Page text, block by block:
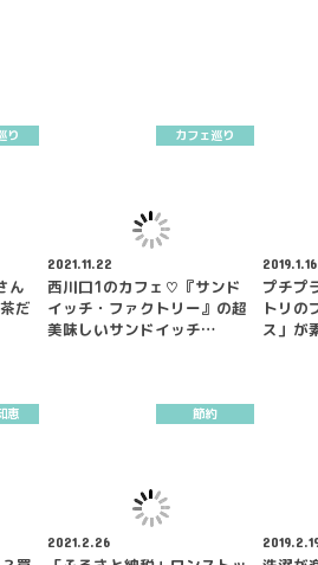
り
ん
だ
カフェ巡り
2021.11.22
西川口1のカフェ♡『サンド
イッチ・ファクトリー』の超
美味しいサンドイッチ…
2019.1.16
プチプ
トリの
ス」が
恵 節約
2021.2.26